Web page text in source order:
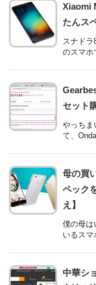
Xiaomi
たんス
スナド
のスマホ
セット
やっちま
て、
母の買
ペック
え】
僕の母は
いるスマ
中華シ